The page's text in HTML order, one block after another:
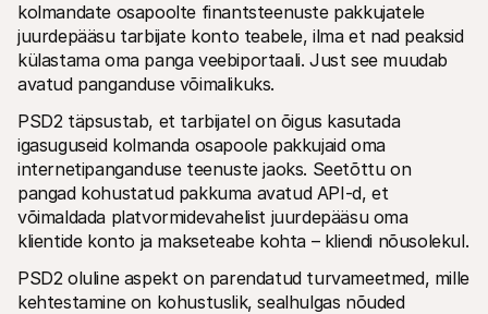
kolmandate osapoolte finantsteenuste pakkujatele
juurdepääsu tarbijate konto teabele, ilma et nad peaksid
külastama oma panga veebiportaali. Just see muudab
avatud panganduse võimalikuks.
PSD2 täpsustab, et tarbijatel on õigus kasutada
igasuguseid kolmanda osapoole pakkujaid oma
internetipanganduse teenuste jaoks. Seetõttu on
pangad kohustatud pakkuma avatud API-d, et
võimaldada platvormidevahelist juurdepääsu oma
klientide konto ja makseteabe kohta – kliendi nõusolekul.
PSD2 oluline aspekt on parendatud turvameetmed, mille
kehtestamine on kohustuslik, sealhulgas nõuded